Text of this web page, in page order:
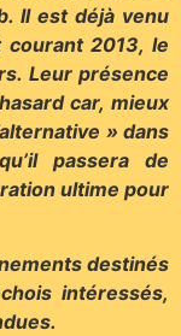
Il est déjà venu
2013, le
Leur présence
car, mieux
» dans
passera de
ultime pour
destinés
intéressés,